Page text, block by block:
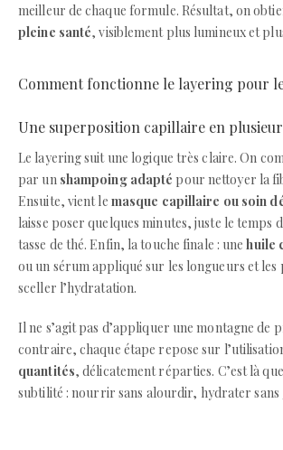
meilleur de chaque formule. Résultat, on
pleine santé, visiblement plus lumineux et
Comment fonctionne le layering pour
Une superposition capillaire en
Le layering suit une logique très claire. On
par un shampoing adapté pour nettoyer la
Ensuite, vient le masque capillaire ou soin
laisse poser quelques minutes, juste le temps
tasse de thé. Enfin, la touche finale : unehuile
ou un sérum appliqué sur les longueurs et
sceller l’hydratation.
Il ne s’agit pas d’appliquer une montagne de
contraire, chaque étape repose sur
quantités, délicatement réparties. C’est là
subtilité : nourrir sans alourdir, hydrater sans